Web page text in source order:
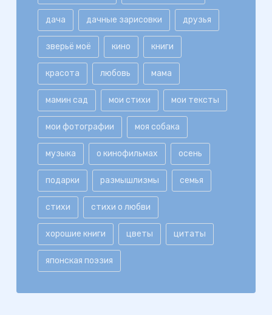
дача дачные зарисовки друзья
зверьё моё кино книги
красота любовь мама
мамин сад мои стихи мои тексты
мои фотографии моя собака
музыка о кинофильмах осень
подарки размышлизмы семья
стихи стихи о любви
хорошие книги цветы цитаты
японская поэзия